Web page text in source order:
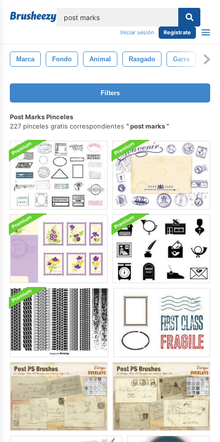
Iniciar sesión Regístrate
Marca Fondo Animal Rasgado Garra
Filters
Post Marks Pinceles
227 pinceles gratis correspondientes
post marks